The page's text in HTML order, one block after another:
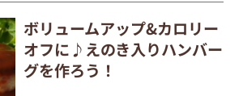
ボリュームアップ&カロリー
オフに♪えのき入りハンバー
グを作ろう！